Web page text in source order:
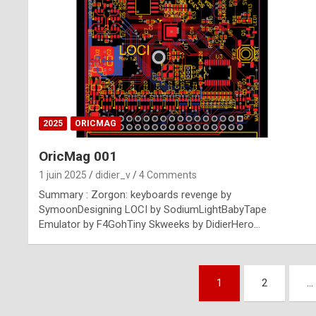
2025 ORICMAG
OricMag 001
1 juin 2025 didier_v 4 Comments
Summary : Zorgon: keyboards revenge by
SymoonDesigning LOCI by SodiumLightBabyTape
Emulator by F4GohTiny Skweeks by DidierHero…
1 2 …